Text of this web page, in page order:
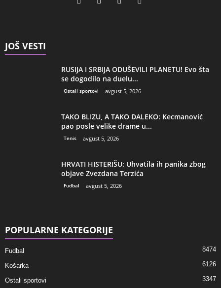
JOŠ VESTI
RUSIJA I SRBIJA ODUŠEVILI PLANETU! Evo šta
se dogodilo na duelu...
Ostali sportovi avgust 5, 2026
TAKO BLIZU, A TAKO DALEKO: Kecmanović
pao posle velike drame u...
Tenis avgust 5, 2026
HRVATI HISTERIŠU: Uhvatila ih panika zbog
objave Zvezdana Terzića
Fudbal avgust 5, 2026
POPULARNE KATEGORIJE
Fudbal 8474
Košarka 6126
Ostali sportovi 3347